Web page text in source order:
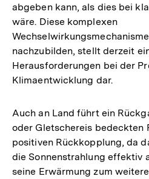
abgeben kann, als dies bei
wäre. Diese komplexen
nachzubilden, stellt derzeit
Herausforderungen bei der
Klimaentwicklung dar.
Auch an Land führt ein
oder Gletschereis bedeckten
positiven Rückkopplung, da
die Sonnenstrahlung effektiv
seine Erwärmung zum